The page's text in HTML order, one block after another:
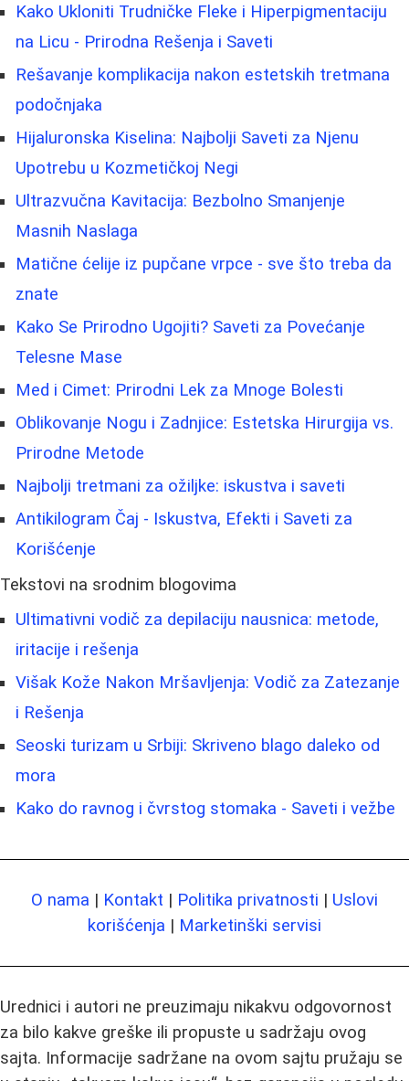
Kako Ukloniti Trudničke Fleke i Hiperpigmentaciju
na Licu - Prirodna Rešenja i Saveti
Rešavanje komplikacija nakon estetskih tretmana
podočnjaka
Hijaluronska Kiselina: Najbolji Saveti za Njenu
Upotrebu u Kozmetičkoj Negi
Ultrazvučna Kavitacija: Bezbolno Smanjenje
Masnih Naslaga
Matične ćelije iz pupčane vrpce - sve što treba da
znate
Kako Se Prirodno Ugojiti? Saveti za Povećanje
Telesne Mase
Med i Cimet: Prirodni Lek za Mnoge Bolesti
Oblikovanje Nogu i Zadnjice: Estetska Hirurgija vs.
Prirodne Metode
Najbolji tretmani za ožiljke: iskustva i saveti
Antikilogram Čaj - Iskustva, Efekti i Saveti za
Korišćenje
Tekstovi na srodnim blogovima
Ultimativni vodič za depilaciju nausnica: metode,
iritacije i rešenja
Višak Kože Nakon Mršavljenja: Vodič za Zatezanje
i Rešenja
Seoski turizam u Srbiji: Skriveno blago daleko od
mora
Kako do ravnog i čvrstog stomaka - Saveti i vežbe
O nama | Kontakt | Politika privatnosti | Uslovi
korišćenja | Marketinški servisi
Urednici i autori ne preuzimaju nikakvu odgovornost
za bilo kakve greške ili propuste u sadržaju ovog
sajta. Informacije sadržane na ovom sajtu pružaju se